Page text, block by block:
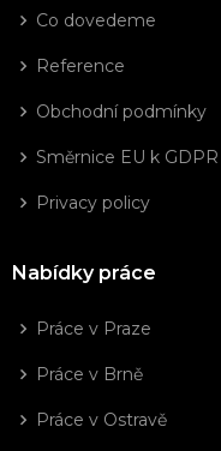
Co dovedeme
Reference
Obchodní podmínky
Směrnice EU k GDPR
Privacy policy
Nabídky práce
Práce v Praze
Práce v Brně
Práce v Ostravě